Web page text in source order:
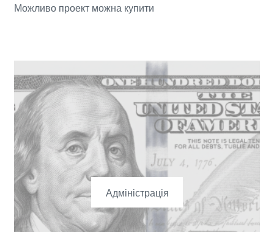
Можливо проект можна купити
Адміністрація